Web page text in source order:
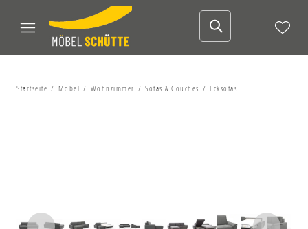
Startseite Möbel Wohnzimmer Sofas & Couches Ecksofas